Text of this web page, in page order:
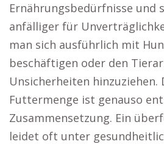
Ernährungsbedürfnisse und
anfälliger für
man sich ausführlich mit
beschäftigen oder den
Unsicherheiten hinzuziehen.
Futtermenge ist genauso
Zusammensetzung. Ein
leidet oft unter